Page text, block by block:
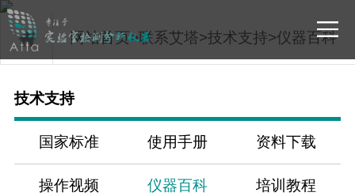
网站首页>联系艾塔>技术支持>仪器百科
技术支持
国家标准 使用手册 资料下载
操作视频 仪器百科
培训教程